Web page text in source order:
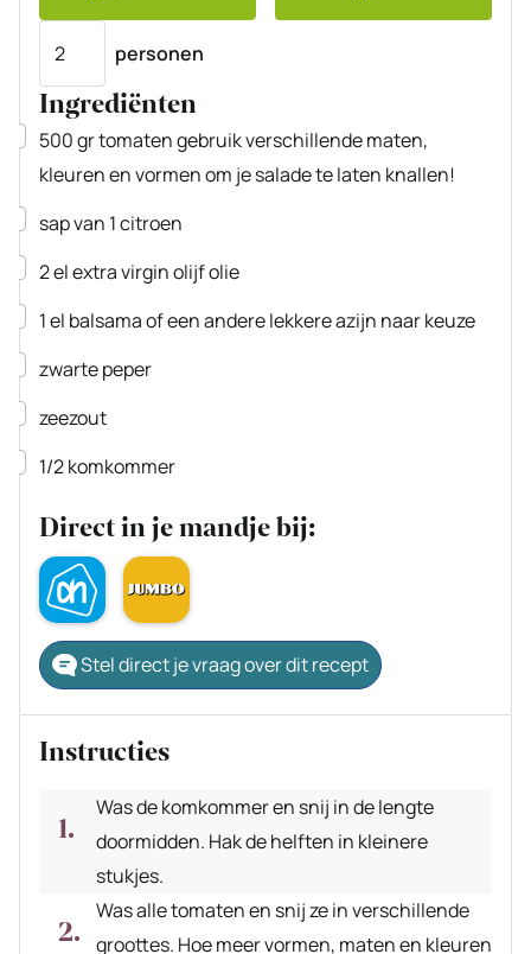
personen
Ingrediënten
▢
500grtomatengebruik verschillende maten,
kleuren en vormen om je salade te laten knallen!
▢
sap van 1 citroen
▢
2elextra virgin olijf olie
▢
1el balsamaof een andere lekkere azijn naar keuze
▢
zwarte peper
▢
zeezout
▢
1/2komkommer
Direct in je mandje bij:
Stel direct je vraag over dit recept
Instructies
Was de komkommer en snij in de lengte
doormidden. Hak de helften in kleinere
stukjes.
Was alle tomaten en snij ze in verschillende
groottes. Hoe meer vormen, maten en kleuren